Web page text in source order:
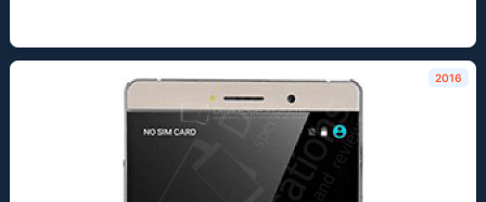
2016